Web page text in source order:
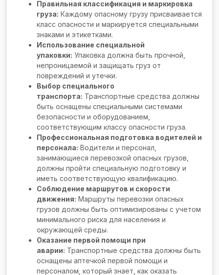
Правильная классификация и маркировка
груза: Каждому опасному грузу присваивается
класс опасности и маркируется специальными
знаками и этикетками.
Использование специальной
упаковки: Упаковка должна быть прочной,
непроницаемой и защищать груз от
повреждений и утечки.
Выбор специального
транспорта: Транспортные средства должны
быть оснащены специальными системами
безопасности и оборудованием,
соответствующим классу опасности груза.
Профессиональная подготовка водителей и
персонала: Водители и персонал,
занимающиеся перевозкой опасных грузов,
должны пройти специальную подготовку и
иметь соответствующую квалификацию.
Соблюдение маршрутов и скорости
движения: Маршруты перевозки опасных
грузов должны быть оптимизированы с учетом
минимального риска для населения и
окружающей среды.
Оказание первой помощи при
аварии: Транспортные средства должны быть
оснащены аптечкой первой помощи и
персоналом, который знает, как оказать